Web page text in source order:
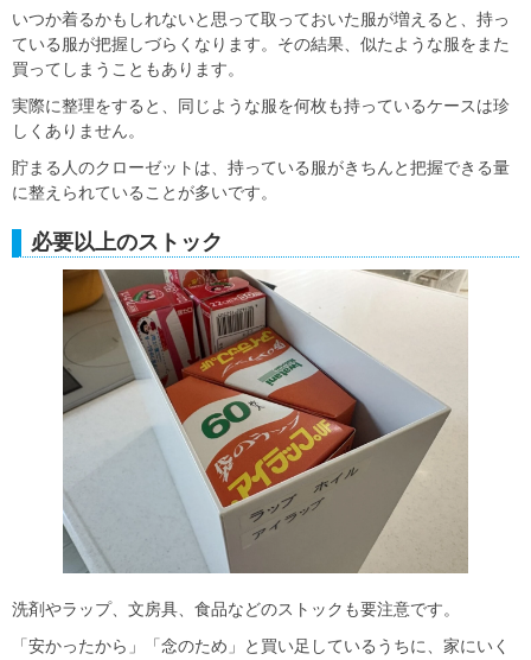
いつか着るかもしれないと思って取っておいた服が増えると、持っ
ている服が把握しづらくなります。その結果、似たような服をまた
買ってしまうこともあります。
実際に整理をすると、同じような服を何枚も持っているケースは珍
しくありません。
貯まる人のクローゼットは、持っている服がきちんと把握できる量
に整えられていることが多いです。
必要以上のストック
洗剤やラップ、文房具、食品などのストックも要注意です。
「安かったから」「念のため」と買い足しているうちに、家にいく